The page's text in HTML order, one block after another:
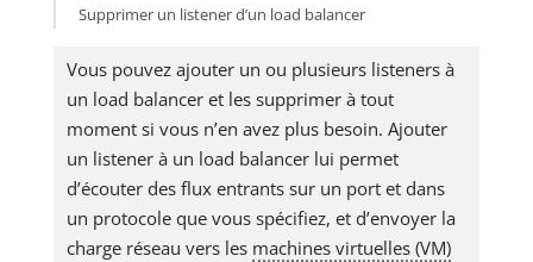
Supprimer un listener d’un load balancer
Vous pouvez ajouter un ou plusieurs listeners à
un load balancer et les supprimer à tout
moment si vous n’en avez plus besoin. Ajouter
un listener à un load balancer lui permet
d’écouter des flux entrants sur un port et dans
un protocole que vous spécifiez, et d’envoyer la
charge réseau vers les machines virtuelles (VM)